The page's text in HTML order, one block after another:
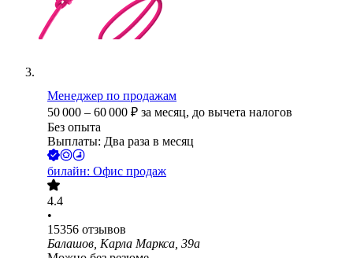
Менеджер по продажам
50 000 – 60 000 ₽ за месяц, до вычета налогов
Без опыта
Выплаты: Два раза в месяц
билайн: Офис продаж
4.4
•
15356 отзывов
Балашов, Карла Маркса, 39а